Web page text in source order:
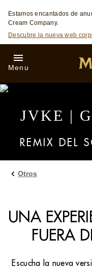
Skip to:
Estamos encantados de
Cream Company.
Descubre la nueva web
Menu
JVKE |
REMIX DEL
Otros
UNA
FUERA
Escucha la nueva